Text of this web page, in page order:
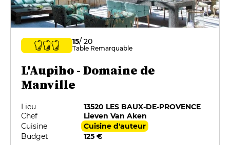
15/ 20
Table Remarquable
L'Aupiho - Domaine de
Manville
Lieu
13520 LES BAUX-DE-PROVENCE
Chef
Lieven Van Aken
Cuisine
Cuisine d'auteur
Budget
125 €